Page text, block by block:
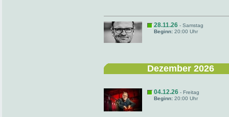
28.11.26 - Samstag
Beginn: 20:00 Uhr
Dezember 2026
04.12.26 - Freitag
Beginn: 20:00 Uhr